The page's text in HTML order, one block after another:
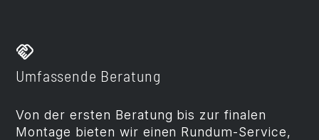
Umfassende Beratung
Von der ersten Beratung bis zur finalen
Montage bieten wir einen Rundum-Service,